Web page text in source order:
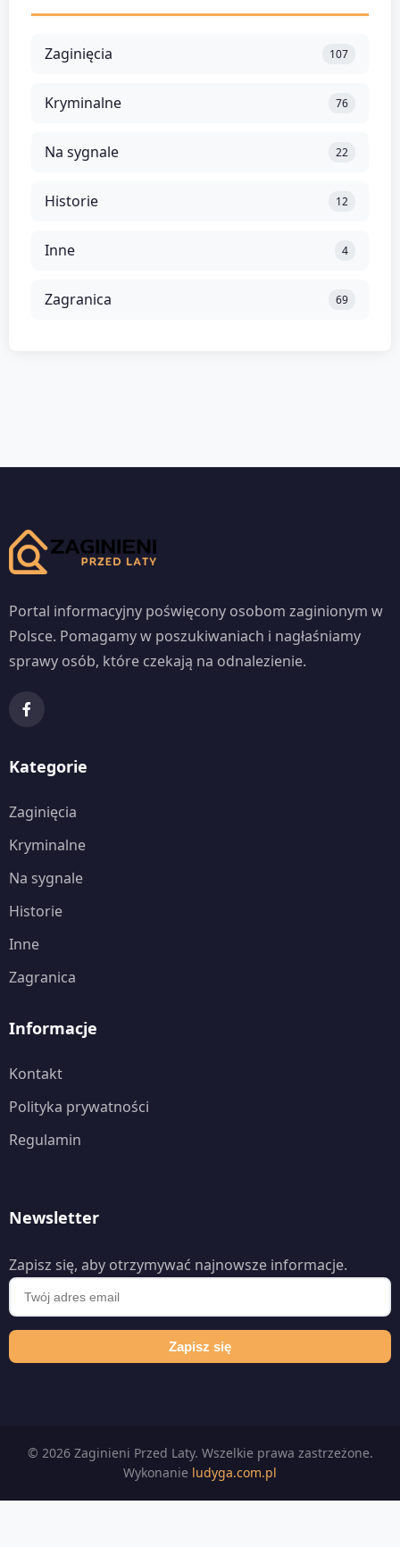
Zaginięcia 107
Kryminalne 76
Na sygnale 22
Historie 12
Inne 4
Zagranica 69
Portal informacyjny poświęcony osobom zaginionym w
Polsce. Pomagamy w poszukiwaniach i nagłaśniamy
sprawy osób, które czekają na odnalezienie.
Kategorie
Zaginięcia
Kryminalne
Na sygnale
Historie
Inne
Zagranica
Informacje
Kontakt
Polityka prywatności
Regulamin
Newsletter
Zapisz się, aby otrzymywać najnowsze informacje.
Zapisz się
© 2026 Zaginieni Przed Laty. Wszelkie prawa zastrzeżone.
Wykonanie ludyga.com.pl